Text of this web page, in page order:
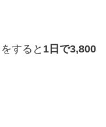
すると 1日で3,800